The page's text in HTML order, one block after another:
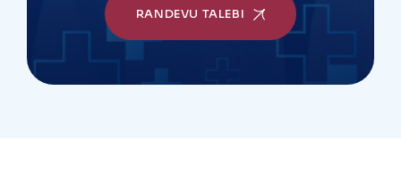
RANDEVU TALEBI